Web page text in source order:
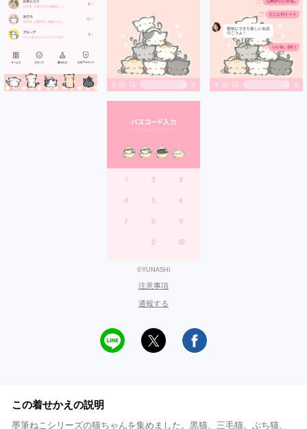
©YUNASHI
注意事項
通報する
この着せかえの説明
墨筆ねこシリーズの猫ちゃんを集めました。黒猫、三毛猫、ぶち猫、